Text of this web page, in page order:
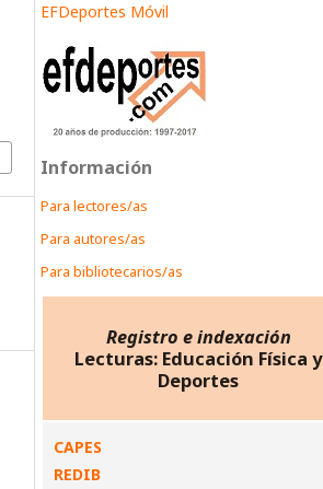
EFDeportes Móvil
Información
Para lectores/as
Para autores/as
Para bibliotecarios/as
Registro e indexación
Lecturas: Educación Física y
Deportes
CAPES
REDIB